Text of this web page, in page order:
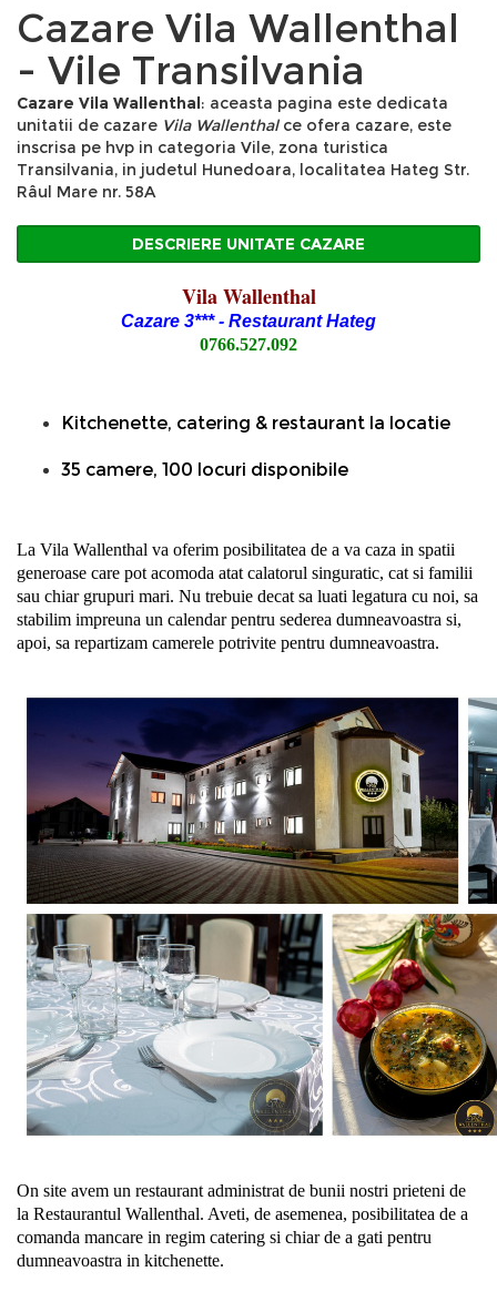
Cazare Vila Wallenthal
- Vile Transilvania
Cazare Vila Wallenthal : aceasta pagina este dedicata
unitatii de cazare Vila Wallenthalce ofera cazare, este
inscrisa pe hvp in categoria Vile, zona turistica
Transilvania, in judetul Hunedoara, localitatea Hateg Str.
Râul Mare nr. 58A
DESCRIERE UNITATE CAZARE
Vila Wallenthal
Cazare 3*** - Restaurant Hateg
0766.527.092
Kitchenette, catering & restaurant la locatie
35 camere, 100 locuri disponibile
La Vila Wallenthal va oferim posibilitatea de a va caza in spatii
generoase care pot acomoda atat calatorul singuratic, cat si familii
sau chiar grupuri mari. Nu trebuie decat sa luati legatura cu noi, sa
stabilim impreuna un calendar pentru sederea dumneavoastra si,
apoi, sa repartizam camerele potrivite pentru dumneavoastra.
On site avem un restaurant administrat de bunii nostri prieteni de
la Restaurantul Wallenthal. Aveti, de asemenea, posibilitatea de a
comanda mancare in regim catering si chiar de a gati pentru
dumneavoastra in kitchenette.